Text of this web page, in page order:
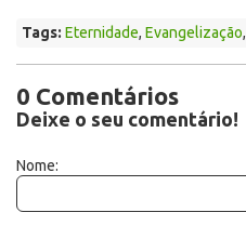
Tags: Eternidade, Evangelização,
0 Comentários
Deixe o seu comentário!
Nome: